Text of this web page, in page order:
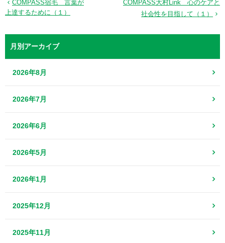
COMPASS宿毛 言葉が
上達するために（１）
COMPASS大村Link 心のケアと
社会性を目指して（１）
月別アーカイブ
2026年8月
2026年7月
2026年6月
2026年5月
2026年1月
2025年12月
2025年11月